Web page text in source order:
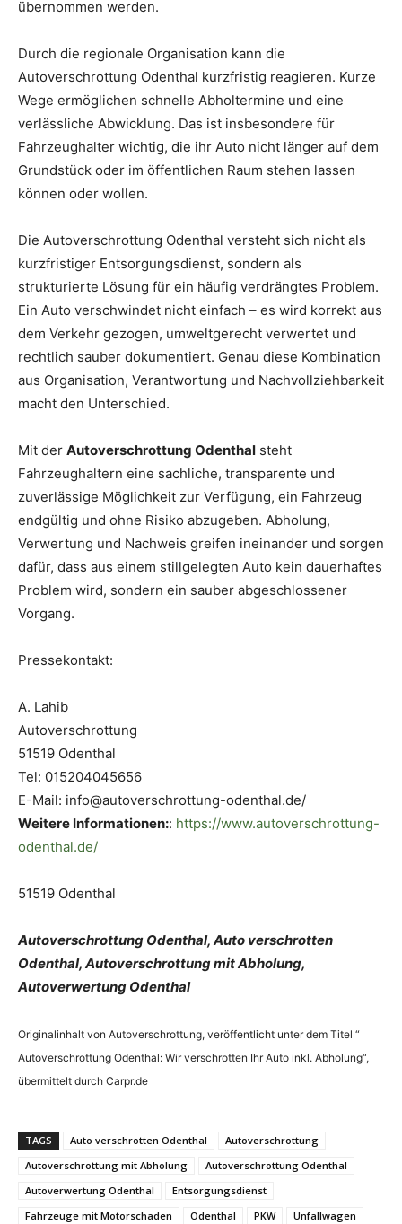
übernommen werden.
Durch die regionale Organisation kann die
Autoverschrottung Odenthal kurzfristig reagieren. Kurze
Wege ermöglichen schnelle Abholtermine und eine
verlässliche Abwicklung. Das ist insbesondere für
Fahrzeughalter wichtig, die ihr Auto nicht länger auf dem
Grundstück oder im öffentlichen Raum stehen lassen
können oder wollen.
Die Autoverschrottung Odenthal versteht sich nicht als
kurzfristiger Entsorgungsdienst, sondern als
strukturierte Lösung für ein häufig verdrängtes Problem.
Ein Auto verschwindet nicht einfach – es wird korrekt aus
dem Verkehr gezogen, umweltgerecht verwertet und
rechtlich sauber dokumentiert. Genau diese Kombination
aus Organisation, Verantwortung und Nachvollziehbarkeit
macht den Unterschied.
Mit der Autoverschrottung Odenthal steht
Fahrzeughaltern eine sachliche, transparente und
zuverlässige Möglichkeit zur Verfügung, ein Fahrzeug
endgültig und ohne Risiko abzugeben. Abholung,
Verwertung und Nachweis greifen ineinander und sorgen
dafür, dass aus einem stillgelegten Auto kein dauerhaftes
Problem wird, sondern ein sauber abgeschlossener
Vorgang.
Pressekontakt:
A. Lahib
Autoverschrottung
51519 Odenthal
Tel: 015204045656
E-Mail: info@autoverschrottung-odenthal.de/
Weitere Informationen:: https://www.autoverschrottung-
odenthal.de/
51519 Odenthal
Autoverschrottung Odenthal, Auto verschrotten
Odenthal, Autoverschrottung mit Abholung,
Autoverwertung Odenthal
Originalinhalt von Autoverschrottung, veröffentlicht unter dem Titel “
Autoverschrottung Odenthal: Wir verschrotten Ihr Auto inkl. Abholung“,
übermittelt durch Carpr.de
TAGS Auto verschrotten Odenthal
Autoverschrottung
Autoverschrottung mit Abholung
Autoverschrottung Odenthal
Autoverwertung Odenthal
Entsorgungsdienst
Fahrzeuge mit Motorschaden
Odenthal PKW Unfallwagen